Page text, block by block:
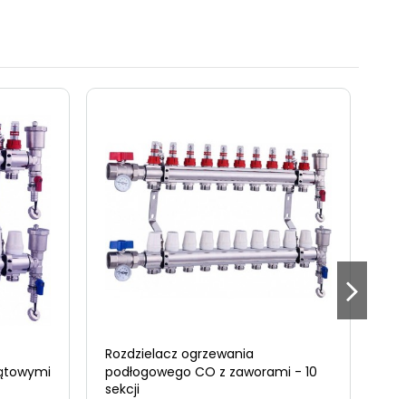
Rozdzielacz ogrzewania
podłogowego CO z zaworami - 10
sekcji